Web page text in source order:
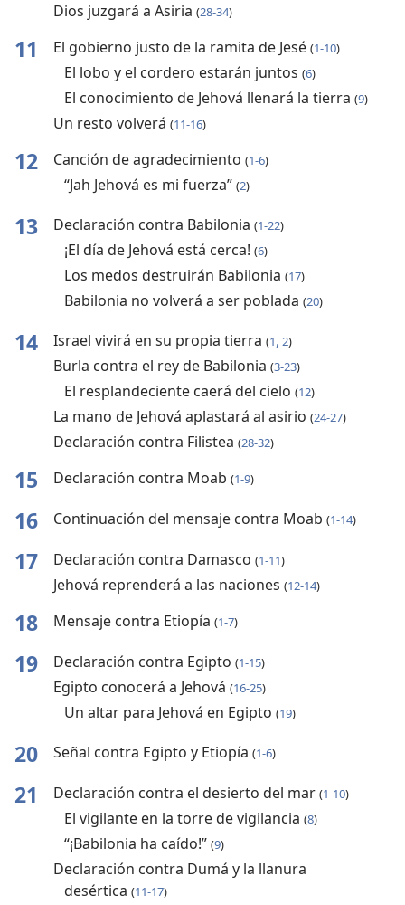
Dios juzgará a Asiria (28-34)
11 El gobierno justo de la ramita de Jesé (1-10)
El lobo y el cordero estarán juntos (6)
El conocimiento de Jehová llenará la tierra (9)
Un resto volverá (11-16)
12 Canción de agradecimiento (1-6)
“Jah Jehová es mi fuerza” (2)
13 Declaración contra Babilonia (1-22)
¡El día de Jehová está cerca! (6)
Los medos destruirán Babilonia (17)
Babilonia no volverá a ser poblada (20)
14 Israel vivirá en su propia tierra (1, 2)
Burla contra el rey de Babilonia (3-23)
El resplandeciente caerá del cielo (12)
La mano de Jehová aplastará al asirio (24-27)
Declaración contra Filistea (28-32)
15 Declaración contra Moab (1-9)
16 Continuación del mensaje contra Moab (1-14)
17 Declaración contra Damasco (1-11)
Jehová reprenderá a las naciones (12-14)
18 Mensaje contra Etiopía (1-7)
19 Declaración contra Egipto (1-15)
Egipto conocerá a Jehová (16-25)
Un altar para Jehová en Egipto (19)
20 Señal contra Egipto y Etiopía (1-6)
21 Declaración contra el desierto del mar (1-10)
El vigilante en la torre de vigilancia (8)
“¡Babilonia ha caído!” (9)
Declaración contra Dumá y la llanura
desértica (11-17)